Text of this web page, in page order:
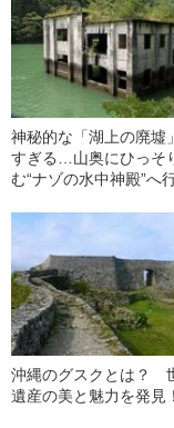
神秘的な「湖上の廃墟
すぎる…山奥にひっそ
む“ナゾの水中神殿”へ
沖縄のグスクとは？
遺産の美と魅力を発見！